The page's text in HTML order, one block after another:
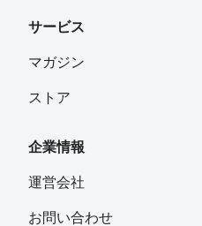
サービス
マガジン
ストア
企業情報
運営会社
お問い合わせ